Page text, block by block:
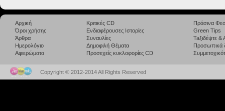
Αρχική
Όροι χρήσης
Άρθρα
Ημερολόγιο
Αφιερώματα
Κριτικές CD
Ενδιαφέρουσες Ιστορίες
Συναυλίες
Δημοφιλή Θέματα
Προσεχείς κυκλοφορίες CD
Πράσινα
Green Tips
Taξιδέψτε
Προσωπικά
Copyright © 2012-2014 All Rights Reserved